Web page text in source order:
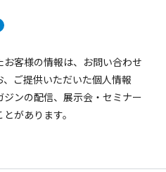
客様の情報は、お問い合わせ
ご提供いただいた個人情報
ンの配信、展示会・セミナー
があります。